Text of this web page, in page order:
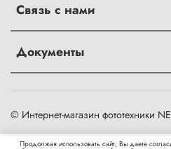
Связь с нами
Документы
© Интернет-магазин фототехники
Продолжая использовать сайт, Вы даете